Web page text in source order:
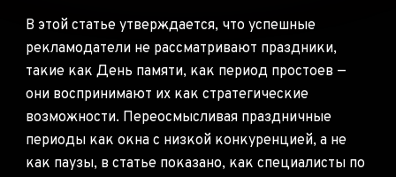
В этой статье утверждается, что успешные
рекламодатели не рассматривают праздники,
такие как День памяти, как период простоев —
они воспринимают их как стратегические
возможности. Переосмысливая праздничные
периоды как окна с низкой конкуренцией, а не
как паузы, в статье показано, как специалисты по